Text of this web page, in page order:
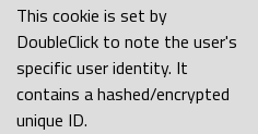
This cookie is set by
DoubleClick to note the user's
specific user identity. It
contains a hashed/encrypted
unique ID.